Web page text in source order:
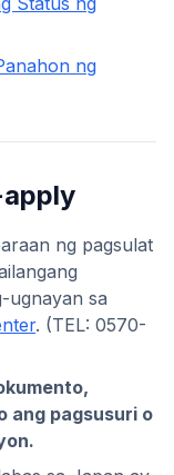
ng
ng pagsulat
ugnayan sa
. (TEL: 0570-
ang pagsusuri o